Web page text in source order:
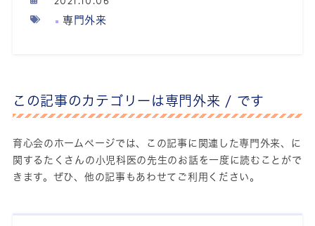
専門外来
この記事のカテゴリーは専門外来 / です
育心会のホームページでは、この記事に関連した専門外来、
に
関するたくさんの小児科医の先生のお話を一度に読むことがで
きます。ぜひ、他の記事もあわせてご利用ください。